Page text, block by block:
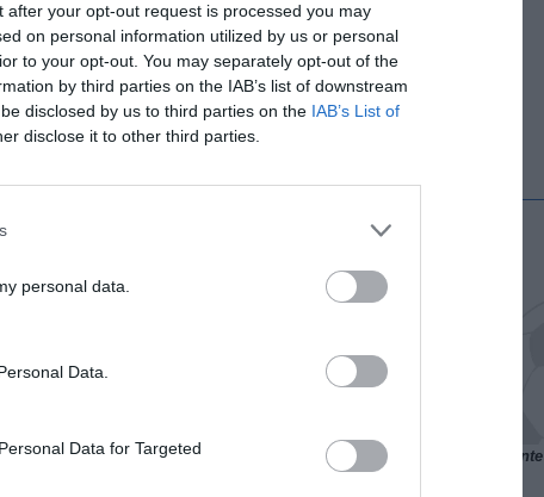
your opt-out request is processed you may
on personal information utilized by us or personal
to your opt-out. You may separately opt-out of the
by third parties on the IAB’s list of downstream
disclosed by us to third parties on the IAB’s List of
disclose it to other third parties.
personal data.
Data.
Data for Targeted
per Zamorano Francia, il Marsiglia senza presidente